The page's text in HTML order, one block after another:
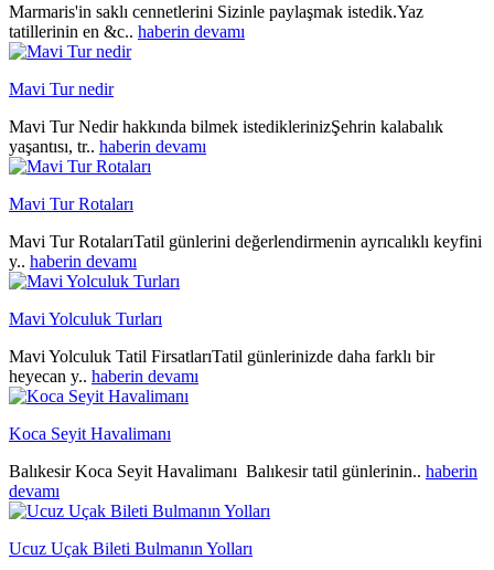
Marmaris'in saklı cennetlerini Sizinle paylaşmak istedik.Yaz
tatillerinin en &c.. haberin devamı
Mavi Tur nedir
Mavi Tur Nedir hakkında bilmek istediklerinizŞehrin kalabalık
yaşantısı, tr.. haberin devamı
Mavi Tur Rotaları
Mavi Tur RotalarıTatil günlerini değerlendirmenin ayrıcalıklı keyfini
y.. haberin devamı
Mavi Yolculuk Turları
Mavi Yolculuk Tatil FirsatlarıTatil günlerinizde daha farklı bir
heyecan y.. haberin devamı
Koca Seyit Havalimanı
Balıkesir Koca Seyit Havalimanı Balıkesir tatil günlerinin.. haberin
devamı
Ucuz Uçak Bileti Bulmanın Yolları